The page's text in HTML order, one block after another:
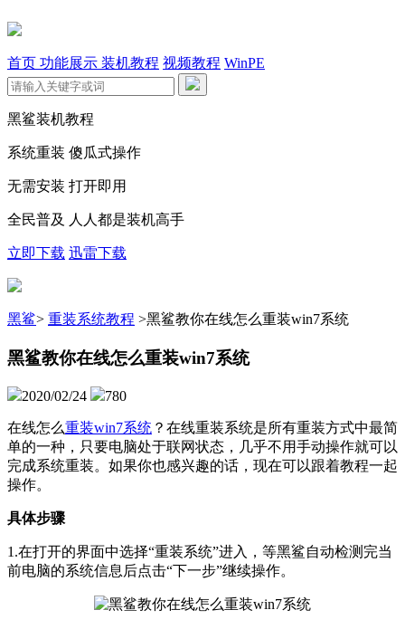
首页 功能展示 装机教程 视频教程 WinPE
黑鲨装机教程
系统重装 傻瓜式操作
无需安装 打开即用
全民普及 人人都是装机高手
立即下载 迅雷下载
黑鲨> 重装系统教程 >黑鲨教你在线怎么重装win7系统
黑鲨教你在线怎么重装win7系统
2020/02/24 780
在线怎么重装win7系统 ？在线重装系统是所有重装方式中最简
单的一种，只要电脑处于联网状态，几乎不用手动操作就可以
完成系统重装。如果你也感兴趣的话，现在可以跟着教程一起
操作。
具体步骤
1.在打开的界面中选择“重装系统”进入，等黑鲨自动检测完当
前电脑的系统信息后点击“下一步”继续操作。